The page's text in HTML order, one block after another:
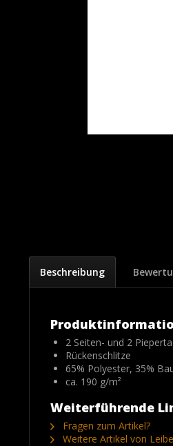
Beschreibung
2 Seiten- und 2
Rückenschlitze
65% Polyester, 35%
ca. 190 g/m²
Weiterführende
Fragen zum Artikel?
Weitere Artikel von